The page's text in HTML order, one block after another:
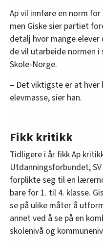
Ap vil innføre en norm
men Giske sier partiet
detalj hvor mange
de vil utarbeide normen
Skole-Norge.
– Det viktigste er at
elevmasse, sier han.
Fikk kritikk
Tidligere i år fikk Ap
Utdanningsforbundet,
forplikte seg til en
bare for 1. til 4. klasse.
se på ulike måter å
annet ved å se på en
skolenivå og